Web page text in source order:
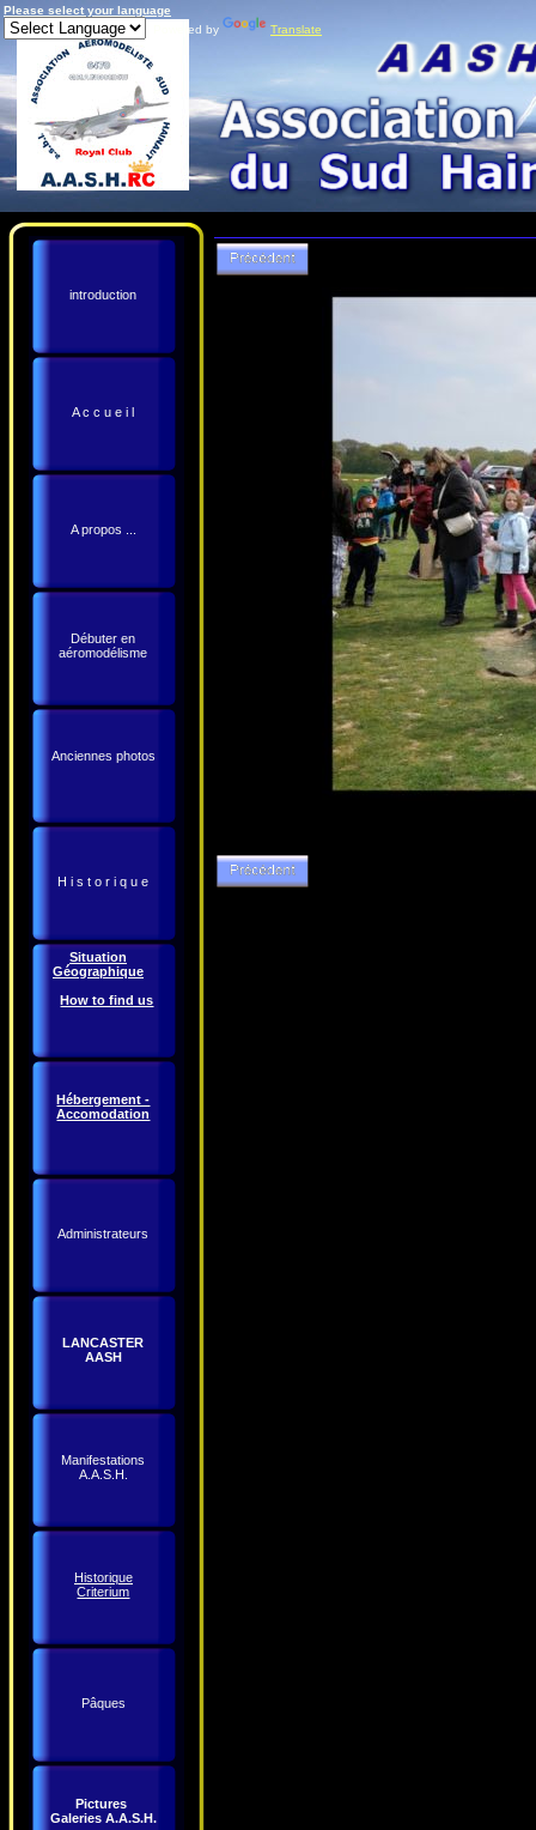
Please select your language
Powered by
Translate
introduction
A c c u e i l
A propos ...
Débuter en
aéromodélisme
Anciennes photos
H i s t o r i q u e
Situation
Géographique
How to find us
Hébergement -
Accomodation
Administrateurs
LANCASTER
AASH
Manifestations
A.A.S.H.
Historique
Criterium
Pâques
Pictures
Galeries A.A.S.H.